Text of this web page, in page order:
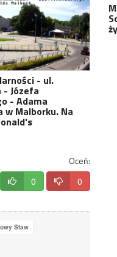
- ul.
- Józefa
- Adama
w Malborku. Na
Oceń:
0 0
Staw